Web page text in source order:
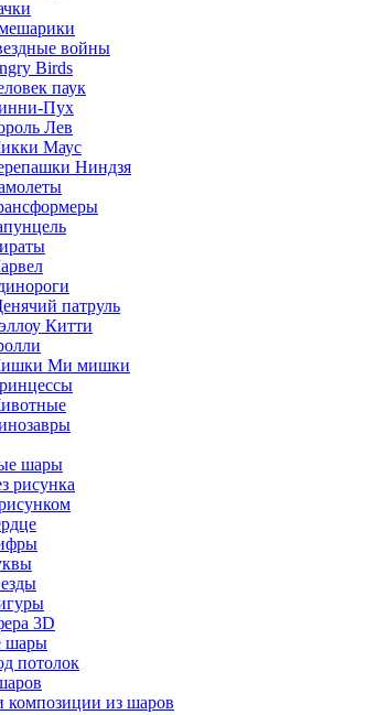
войны
Birds
паук
Пух
Лев
Маус
Ниндзя
патруль
Китти
Ми мишки
шары
рисунка
3D
шары
потолок
композиции из шаров